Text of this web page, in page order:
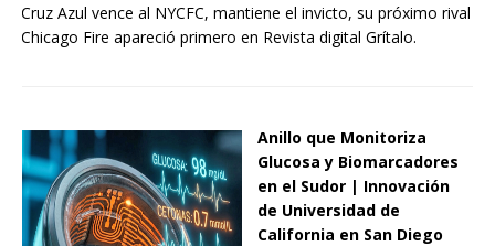
Cruz Azul vence al NYCFC, mantiene el invicto, su próximo rival
Chicago Fire apareció primero en Revista digital Grítalo.
Anillo que Monitoriza
Glucosa y Biomarcadores
en el Sudor | Innovación
de Universidad de
California en San Diego